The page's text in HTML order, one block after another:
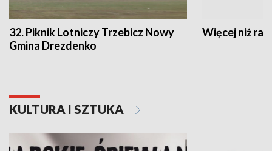
32. Piknik Lotniczy Trzebicz Nowy
Gmina Drezdenko
Więcej niż rajd
KULTURA I SZTUKA